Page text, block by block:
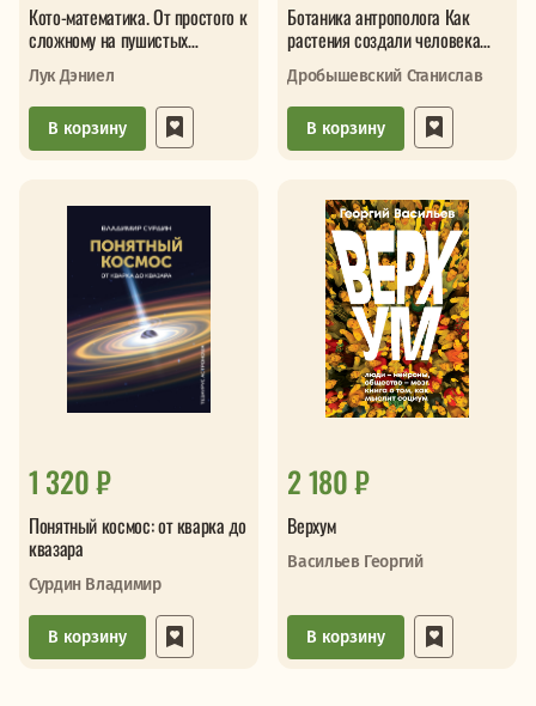
Кото-математика. От простого к
сложному на пушистых
Лук Дэниел
В корзину
Ботаника антрополога Как
растения создали человека
Цветочки-ягодки
Дробышевский Станислав
В корзину
1 320 ₽
Понятный космос: от кварка до
квазара
Сурдин Владимир
В корзину
2 180 ₽
Верхум
Васильев Георгий
В корзину